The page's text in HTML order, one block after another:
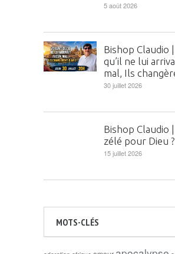
5 août 2026
Bishop Claudio
qu’il ne lui
mal, Ils
30 juillet 2026
Bishop Claudio
zélé pour Dieu ?
15 juillet 2026
MOTS-CLÉS